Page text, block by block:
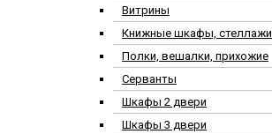
Витрины
Книжные шкафы, стеллажи
Полки, вешалки, прихожие
Серванты
Шкафы 2 двери
Шкафы 3 двери